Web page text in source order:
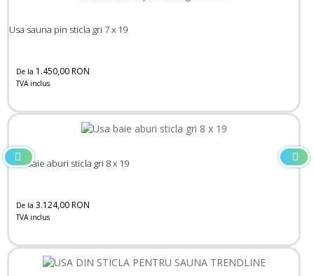
Usa sauna pin sticla gri 7 x 19
De la 1.450,00 RON
TVA inclus
Usa baie aburi sticla gri 8 x 19
De la 3.124,00 RON
TVA inclus